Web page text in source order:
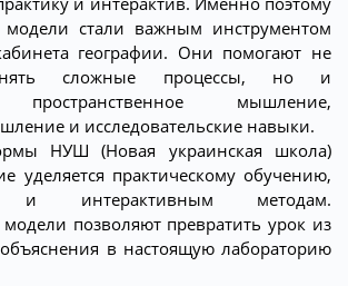
модели стали важным инструментом
географии. Они помогают не
сложные процессы, но и
пространственное мышление,
и исследовательские навыки.
НУШ (Новая украинская школа)
уделяется практическому обучению,
и интерактивным методам.
модели позволяют превратить урок из
объяснения в настоящую лабораторию